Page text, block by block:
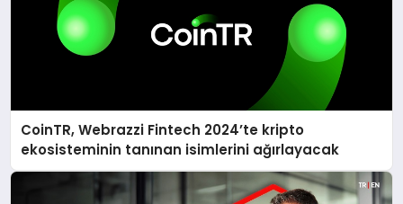
CoinTR, Webrazzi Fintech 2024’te kripto
ekosisteminin tanınan isimlerini ağırlayacak